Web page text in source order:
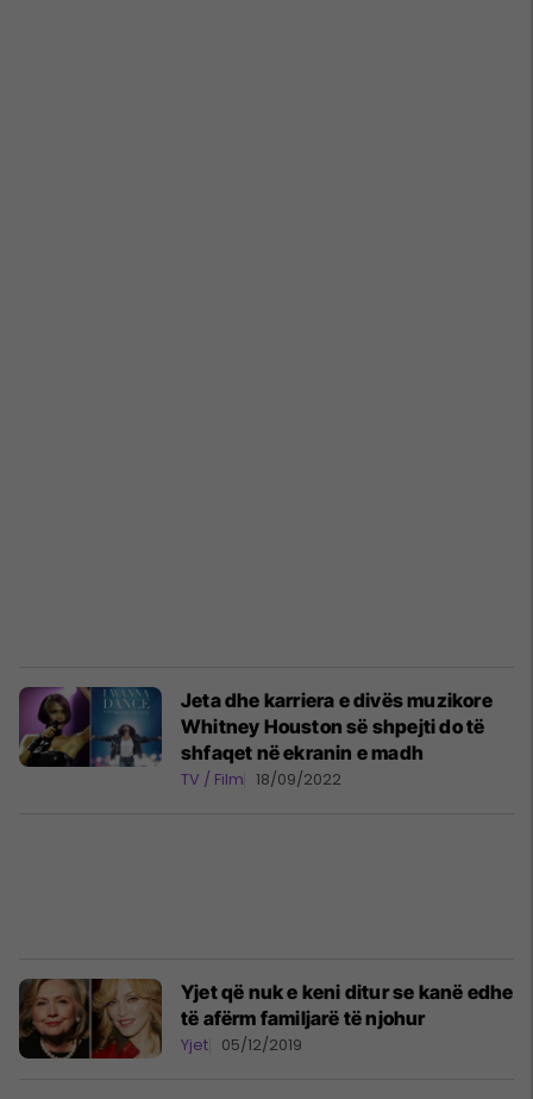
Jeta dhe karriera e divës muzikore
Whitney Houston së shpejti do të
shfaqet në ekranin e madh
TV / Film 18/09/2022
Yjet që nuk e keni ditur se kanë edhe
të afërm familjarë të njohur
Yjet 05/12/2019